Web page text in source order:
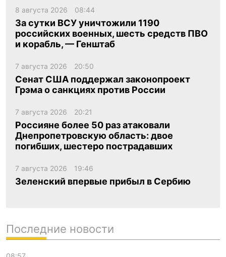
8 августа 2026 08:44
За сутки ВСУ уничтожили 1190
российских военных, шесть средств ПВО
и корабль, — Генштаб
7 августа 2026 20:50
Сенат США поддержал законопроект
Грэма о санкциях против России
7 августа 2026 20:21
Россияне более 50 раз атаковали
Днепропетровскую область: двое
погибших, шестеро пострадавших
7 августа 2026 19:46
Зеленский впервые прибыл в Сербию
Последние новости